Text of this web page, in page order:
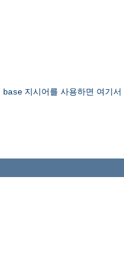
base 지시어를 사용하면 여기